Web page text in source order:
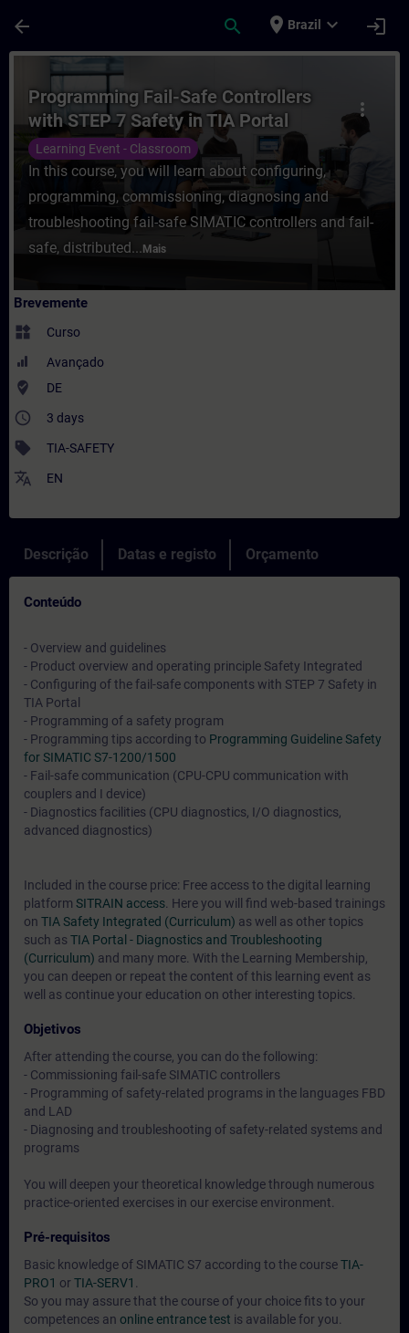
arrow_back search place Brazil expand_more login
Curso - Programming Fail-Safe
more_vert
Programming Fail-Safe Controllers
with STEP 7 Safety in TIA Portal
(Face-to-face Training)
Learning Event - Classroom
In this course, you will learn about configuring,
programming, commissioning, diagnosing and
troubleshooting fail-safe SIMATIC controllers and fail-
safe, distributed... Mais
Brevemente
widgets Curso
Avançado
where_to_vote DE
access_time 3 days
sell TIA-SAFETY
translate EN
Descrição Datas e registo Orçamento
Conteúdo
- Overview and guidelines
- Product overview and operating principle Safety Integrated
- Configuring of the fail-safe components with STEP 7 Safety in
TIA Portal
- Programming of a safety program
- Programming tips according to Programming Guideline Safety
for SIMATIC S7-1200/1500
- Fail-safe communication (CPU-CPU communication with
couplers and I device)
- Diagnostics facilities (CPU diagnostics, I/O diagnostics,
advanced diagnostics)
Included in the course price: Free access to the digital learning
platform SITRAIN access . Here you will find web-based trainings
on TIA Safety Integrated (Curriculum) as well as other topics
such as TIA Portal - Diagnostics and Troubleshooting
(Curriculum) and many more. With the Learning Membership,
you can deepen or repeat the content of this learning event as
well as continue your education on other interesting topics.
Objetivos
After attending the course, you can do the following:
- Commissioning fail-safe SIMATIC controllers
- Programming of safety-related programs in the languages FBD
and LAD
- Diagnosing and troubleshooting of safety-related systems and
programs
You will deepen your theoretical knowledge through numerous
practice-oriented exercises in our exercise environment.
Pré-requisitos
Basic knowledge of SIMATIC S7 according to the courseTIA-
PRO1 orTIA-SERV1
So you may assure that the course of your choice fits to your
competences an online entrance test is available for you.